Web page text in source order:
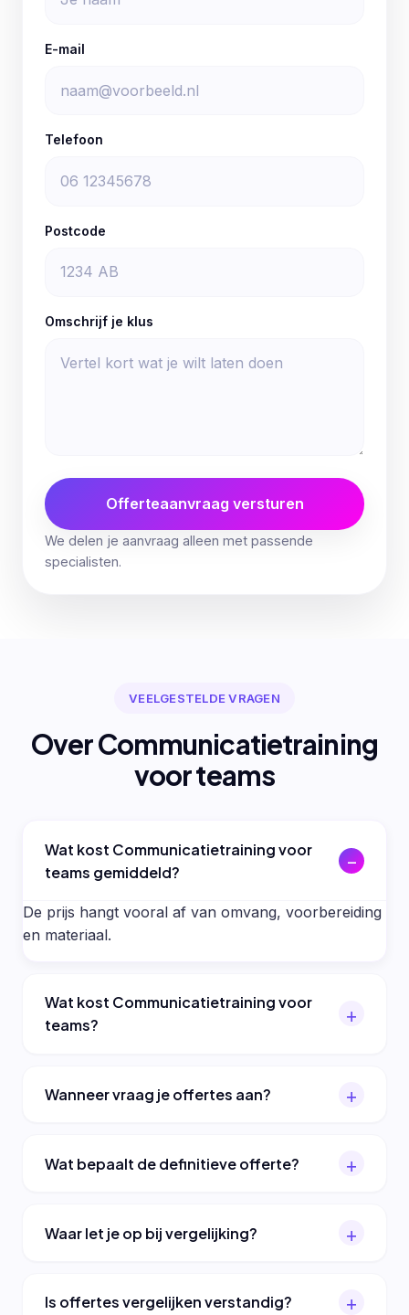
E-mail
Telefoon
Postcode
Omschrijf je klus
Offerteaanvraag versturen
We delen je aanvraag alleen met passende
specialisten.
VEELGESTELDE VRAGEN
Over Communicatietraining
voor teams
Wat kost Communicatietraining voor
teams gemiddeld?
De prijs hangt vooral af van omvang, voorbereiding
en materiaal.
Wat kost Communicatietraining voor
teams?
Wanneer vraag je offertes aan?
Wat bepaalt de definitieve offerte?
Waar let je op bij vergelijking?
Is offertes vergelijken verstandig?